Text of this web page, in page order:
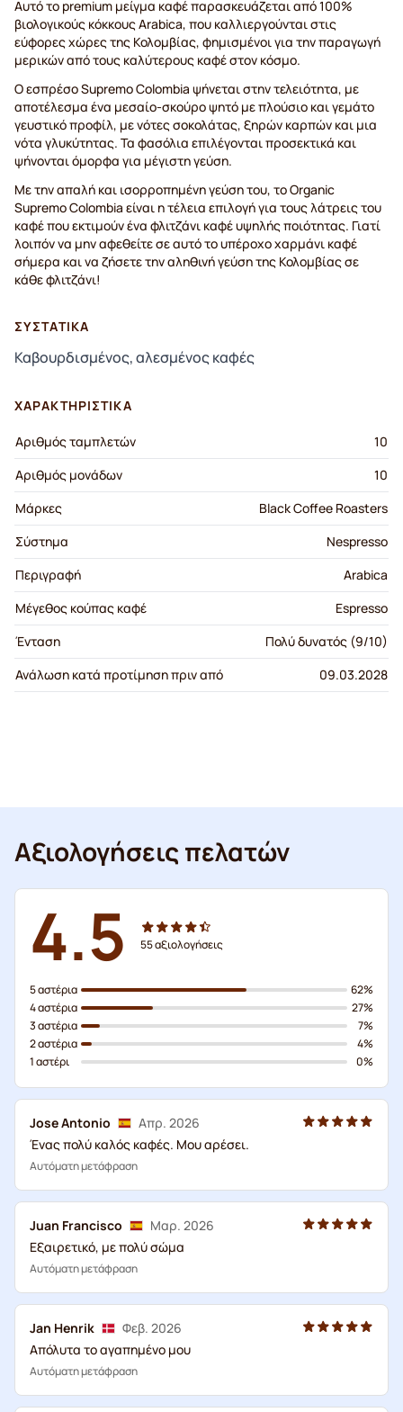
Αυτό το premium μείγμα καφέ παρασκευάζεται από 100%
βιολογικούς κόκκους Arabica, που καλλιεργούνται στις
εύφορες χώρες της Κολομβίας, φημισμένοι για την παραγωγή
μερικών από τους καλύτερους καφέ στον κόσμο.
Ο εσπρέσο Supremo Colombia ψήνεται στην τελειότητα, με
αποτέλεσμα ένα μεσαίο-σκούρο ψητό με πλούσιο και γεμάτο
γευστικό προφίλ, με νότες σοκολάτας, ξηρών καρπών και μια
νότα γλυκύτητας. Τα φασόλια επιλέγονται προσεκτικά και
ψήνονται όμορφα για μέγιστη γεύση.
Με την απαλή και ισορροπημένη γεύση του, το Organic
Supremo Colombia είναι η τέλεια επιλογή για τους λάτρεις του
καφέ που εκτιμούν ένα φλιτζάνι καφέ υψηλής ποιότητας. Γιατί
λοιπόν να μην αφεθείτε σε αυτό το υπέροχο χαρμάνι καφέ
σήμερα και να ζήσετε την αληθινή γεύση της Κολομβίας σε
κάθε φλιτζάνι!
ΣΥΣΤΑΤΙΚΆ
Καβουρδισμένος, αλεσμένος καφές
ΧΑΡΑΚΤΗΡΙΣΤΙΚΆ
Αριθμός ταμπλετών
10
Αριθμός μονάδων
10
Μάρκες
Black Coffee Roasters
Σύστημα
Nespresso
Περιγραφή
Arabica
Μέγεθος κούπας καφέ
Espresso
Ένταση
Πολύ δυνατός (9/10)
Ανάλωση κατά προτίμηση πριν από
09.03.2028
Αξιολογήσεις πελατών
4.5 55αξιολογήσεις
5 αστέρια
4 αστέρια
3 αστέρια
2 αστέρια
1 αστέρι
62%
27%
7%
4%
0%
Jose Antonio
Απρ. 2026
Ένας πολύ καλός καφές. Μου αρέσει.
Αυτόματη μετάφραση
Juan Francisco
Μαρ. 2026
Εξαιρετικό, με πολύ σώμα
Αυτόματη μετάφραση
Jan Henrik
Φεβ. 2026
Απόλυτα το αγαπημένο μου
Αυτόματη μετάφραση